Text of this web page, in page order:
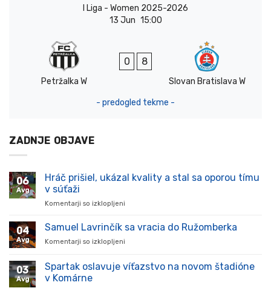
I Liga - Women 2025-2026
13 Jun 15:00
Petržalka W
0 8
Slovan Bratislava W
- predogled tekme -
ZADNJE OBJAVE
06
Avg
Hráč prišiel, ukázal kvality a stal sa oporou tímu
v súťaži
Komentarji so izklopljeni
prišiel,
stal
04
Avg
Samuel Lavrinčík sa vracia do Ružomberka
Komentarji so izklopljeni
Lavrinčík
03
Avg
Spartak oslavuje víťazstvo na novom štadióne
v Komárne